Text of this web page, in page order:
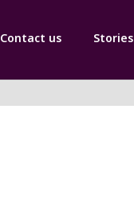
Contact us Stories